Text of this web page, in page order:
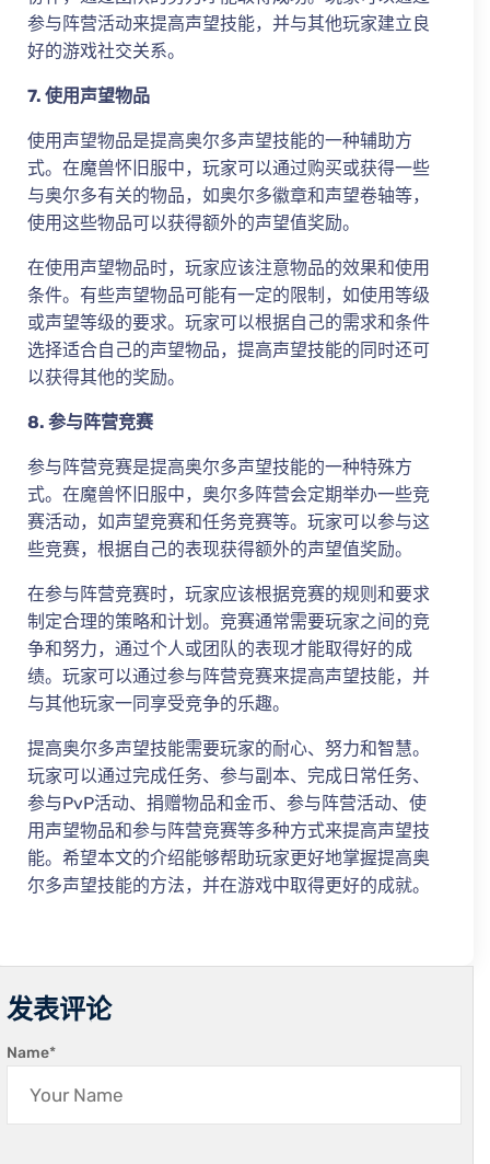
参与阵营活动来提高声望技能，并与其他玩家建立良
好的游戏社交关系。
7. 使用声望物品
使用声望物品是提高奥尔多声望技能的一种辅助方
式。在魔兽怀旧服中，玩家可以通过购买或获得一些
与奥尔多有关的物品，如奥尔多徽章和声望卷轴等，
使用这些物品可以获得额外的声望值奖励。
在使用声望物品时，玩家应该注意物品的效果和使用
条件。有些声望物品可能有一定的限制，如使用等级
或声望等级的要求。玩家可以根据自己的需求和条件
选择适合自己的声望物品，提高声望技能的同时还可
以获得其他的奖励。
8. 参与阵营竞赛
参与阵营竞赛是提高奥尔多声望技能的一种特殊方
式。在魔兽怀旧服中，奥尔多阵营会定期举办一些竞
赛活动，如声望竞赛和任务竞赛等。玩家可以参与这
些竞赛，根据自己的表现获得额外的声望值奖励。
在参与阵营竞赛时，玩家应该根据竞赛的规则和要求
制定合理的策略和计划。竞赛通常需要玩家之间的竞
争和努力，通过个人或团队的表现才能取得好的成
绩。玩家可以通过参与阵营竞赛来提高声望技能，并
与其他玩家一同享受竞争的乐趣。
提高奥尔多声望技能需要玩家的耐心、努力和智慧。
玩家可以通过完成任务、参与副本、完成日常任务、
参与PvP活动、捐赠物品和金币、参与阵营活动、使
用声望物品和参与阵营竞赛等多种方式来提高声望技
能。希望本文的介绍能够帮助玩家更好地掌握提高奥
尔多声望技能的方法，并在游戏中取得更好的成就。
发表评论
Name*